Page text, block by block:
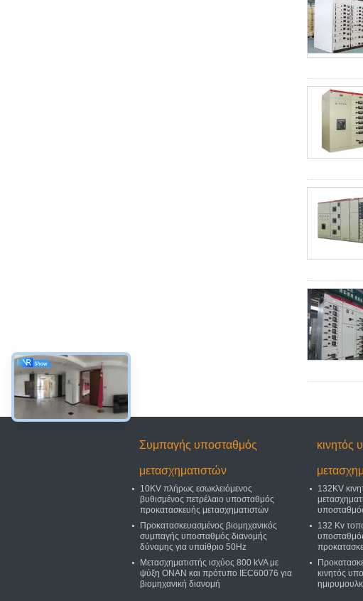
Συμπαγής υποσταθμός
μετασχηματιστών
10KV πλήρως εσωκλειόμενος
βυθισμένος πετρέλαιο υποσταθμός
προκατασκευής μετασχηματιστών
Προκατασκευασμένος βιομηχανικός
συμπαγής υποσταθμός διανομής
δύναμης για υπαίθριο 50Hz
Μετασχηματιστής ισχύος 800 kVA με
ψύξη ONAN και πρότυπο IEC60076 για
βιομηχανική διανομή
κινητός
132KV
132 Kv
κινητός